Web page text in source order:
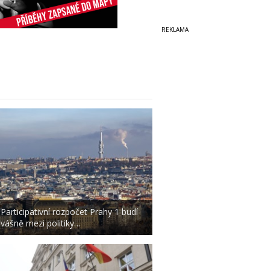
Participativní rozpočet Prahy 1 budí
vášně mezi politiky…